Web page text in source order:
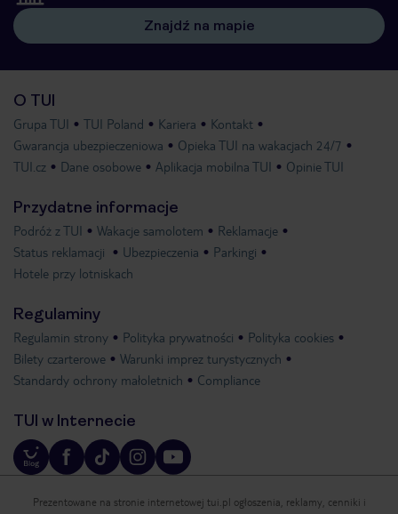
Znajdź na mapie
O TUI
Grupa TUI TUI Poland Kariera
Kontakt
Gwarancja ubezpieczeniowa
Opieka TUI na wakacjach 24/7
TUI.cz
Dane osobowe Aplikacja mobilna TUI Opinie TUI
Przydatne informacje
Podróż z TUI Wakacje samolotem
Reklamacje
Status reklamacji
Ubezpieczenia
Parkingi
Hotele przy lotniskach
Regulaminy
Regulamin strony Polityka prywatności
Polityka cookies
Bilety czarterowe
Warunki imprez turystycznych
Standardy ochrony małoletnich
Compliance
TUI w Internecie
Prezentowane na stronie internetowej tui.pl ogłoszenia, reklamy, cenniki i